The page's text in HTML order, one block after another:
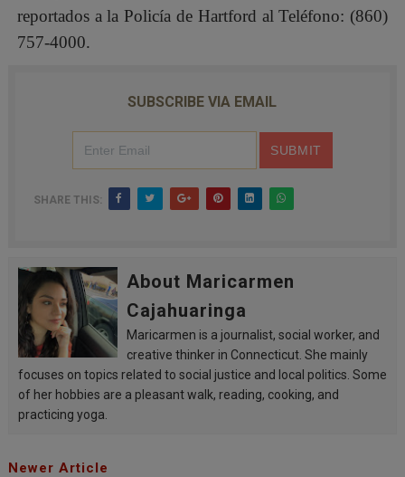
reportados a la Policía de Hartford al Teléfono: (860)
757-4000.
SUBSCRIBE VIA EMAIL
SHARE THIS:
About Maricarmen
Cajahuaringa
Maricarmen is a journalist, social worker, and
creative thinker in Connecticut. She mainly
focuses on topics related to social justice and local politics. Some
of her hobbies are a pleasant walk, reading, cooking, and
practicing yoga.
Newer Article